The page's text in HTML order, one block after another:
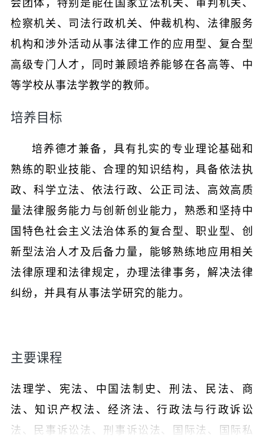
检察机关、司法行政机关、仲裁机构、法律服务
机构和涉外活动从事法律工作的应用型、复合型
高级专门人才，同时兼顾培养能够在各高等、中
等学校从事法学教学的教师。
培养目标
培养德才兼备，具有扎实的专业理论基础和
熟练的职业技能、合理的知识结构，具备依法执
政、科学立法、依法行政、公正司法、高效高质
量法律服务能力与创新创业能力，熟悉和坚持中
国特色社会主义法治体系的复合型、职业型、创
新型法治人才及后备力量，能够熟练地应用相关
法律原理和法律规定，办理法律事务，解决法律
纠纷，并具有从事法学研究的能力。
主要课程
法理学、宪法、中国法制史、刑法、民法、商
法、知识产权法、经济法、行政法与行政诉讼
法、民事诉讼法、刑事诉讼法、国际法、国际私